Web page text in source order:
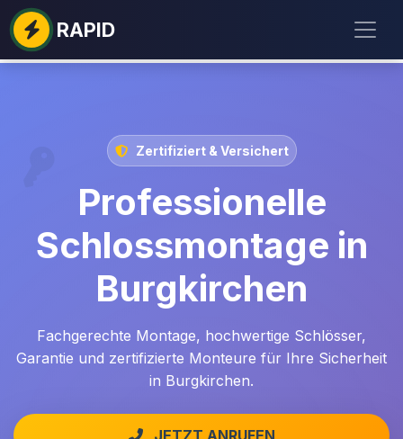
RAPID
Zertifiziert & Versichert
Professionelle
Schlossmontage in
Burgkirchen
Fachgerechte Montage, hochwertige Schlösser,
Garantie und zertifizierte Monteure für Ihre Sicherheit
in Burgkirchen.
JETZT ANRUFEN